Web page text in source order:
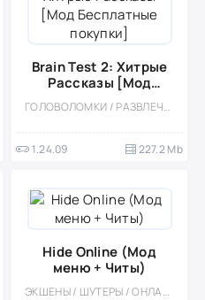
Brain Test 2: Хитрые
Рассказы [Мод
Бесплатные покупки]ГОЛОВОЛОМКИ / РАЗВЛЕЧЕНИЯ / КАЗУАЛЬНЫЕ / ОДНОПОЛЬЗОВАТЕЛЬСКИЕ / СТИЛИЗАЦИЯ / ОФЛАЙН / ДЛЯ ДЕТЕЙ / МОД
1.24.09 227.2 Mb
Hide Online (Мод
меню + Читы)
ЭКШЕНЫ / ШУТЕРЫ / ОНЛАЙН / КАЗУАЛЬНЫЕ / МНОГОПОЛЬЗОВАТЕЛЬСКАЯ / СОРЕВНОВАТЕЛЬНАЯ / СТИЛИЗАЦИЯ